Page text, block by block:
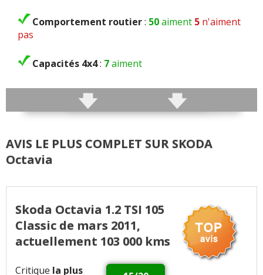
Comportement routier: 50aiment 5 n'aiment
pas
Capacités 4x4: 7aiment
Roulis:1n'aime pas
Consistance direction : 2aiment
Rayon de braquage :2aiment
Agrément:34 aiment10 n'aiment pas
Poids n'aiment pas
AVIS LE PLUS COMPLET SUR SKODA
Octavia
Skoda Octavia 1.2 TSI 105
Classic de mars 2011,
actuellement 103 000 kms
Critique la plus